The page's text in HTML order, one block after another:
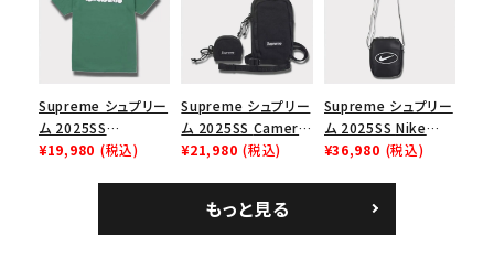
ューズ ホワイト
スロゴTシャツ ホワ
Supreme シュプリー
ム 2025SS
Homerun Tee ホー
¥19,980 (税込)
Supreme シュプリー
ム 2025SS Camera
Bag + Mini Pouch
¥21,980 (税込)
Supreme シュプリー
ム 2025SS Nike
Leather Shoulder
¥36,980 (税込)
もっと見る